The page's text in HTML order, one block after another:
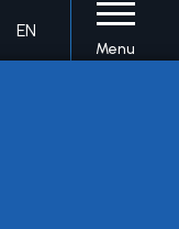
EN
Menu